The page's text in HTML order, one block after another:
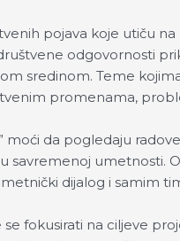
pojava koje utiču
odgovornosti
sredinom. Teme
promenama,
da pogledaju
savremenoj umetnosti.
dijalog i samim
fokusirati na ciljeve